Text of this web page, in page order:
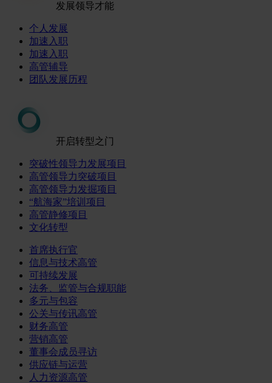
发展领导才能
个人发展
加速入职
加速入职
高管辅导
团队发展历程
开启转型之门
突破性领导力发展项目
高管领导力突破项目
高管领导力发掘项目
“航海家”培训项目
高管静修项目
文化转型
首席执行官
信息与技术高管
可持续发展
法务、监管与合规职能
多元与包容
公关与传讯高管
财务高管
营销高管
董事会成员寻访
供应链与运营
人力资源高管